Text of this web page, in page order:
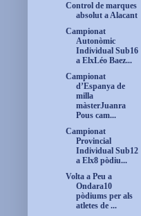
Control de marques
absolut a Alacant
Campionat
Autonòmic
Individual Sub16
a ElxLéo Baez...
Campionat
d’Espanya de
milla
màsterJuanra
Pous cam...
Campionat
Provincial
Individual Sub12
a Elx8 pòdiu...
Volta a Peu a
Ondara10
pòdiums per als
atletes de ...